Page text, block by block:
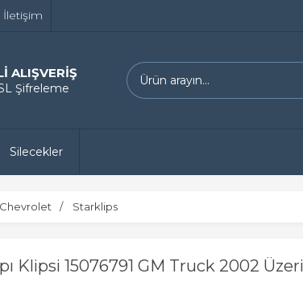
İletişim
ALIŞVERİŞ
Şifreleme
Silecekler
Starklips
Klipsi 15076791 GM Truck 2002